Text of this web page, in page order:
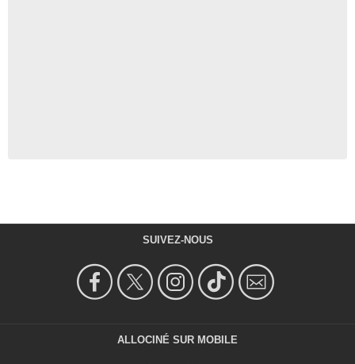
SUIVEZ-NOUS
ALLOCINÉ SUR MOBILE